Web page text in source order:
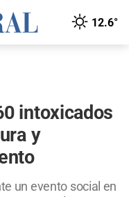
12.6°
intoxicados
y
un evento social en